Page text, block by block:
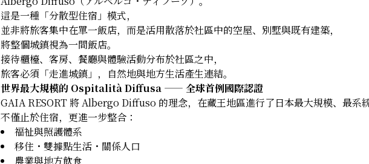
這是一種「分散型住宿」模式，
並非將旅客集中在單一飯店，而是活用散落於社區中的空屋、別墅與既有建築，
將整個城鎮視為一間飯店。
接待櫃檯、客房、餐廳與體驗活動分布於社區之中，
旅客必須「走進城鎮」，自然地與地方生活產生連結。
世界最大規模的 Ospitalità Diffusa —— 全球首例國際認證
GAIA RESORT 將 Albergo Diffuso 的理念，在藏王地區進行了日本最大規模、最系統
不僅止於住宿，更進一步整合：
福祉與照護體系
移住・雙據點生活・關係人口
農業與地方飲食